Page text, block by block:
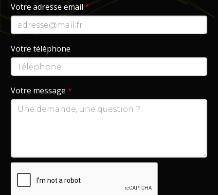
Votre adresse email*
Votre téléphone
Votre message*